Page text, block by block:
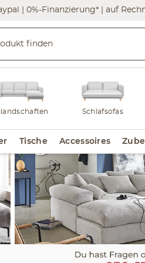
| 0%-Finanzierung* | auf
Schlafsofas
Tische Accessoires